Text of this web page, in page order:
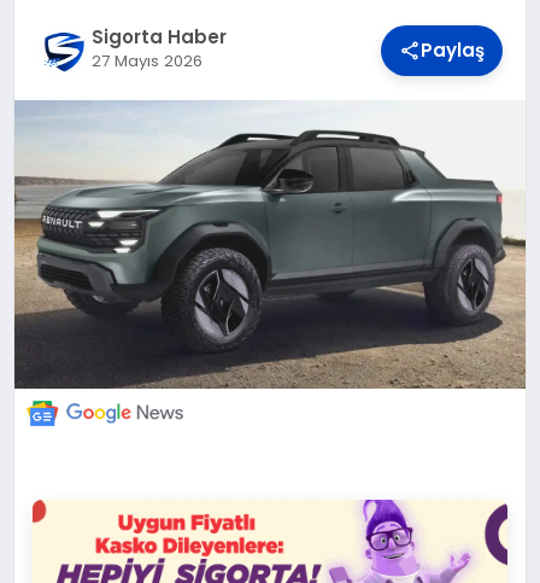
BILIM VE TEKNOLOJI
OTOMOBIL
KÜNYE
Sigorta Haber
27 Mayıs 2026 Paylaş